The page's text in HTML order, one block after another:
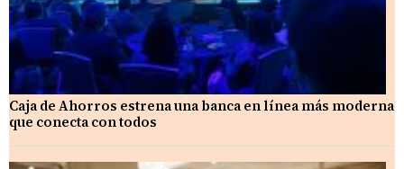
Caja de Ahorros estrena una banca en línea más moderna
que conecta con todos